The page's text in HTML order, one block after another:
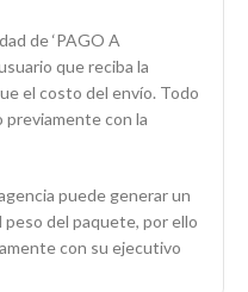
de ‘PAGO A
que reciba la
el costo del envío. Todo
con la
puede generar un
del paquete, por ello
con su ejecutivo